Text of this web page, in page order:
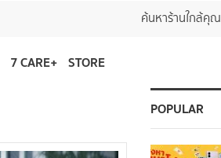
ค้นหาร้านใกล้คุณ
7 CARE+ STORE
POPULAR